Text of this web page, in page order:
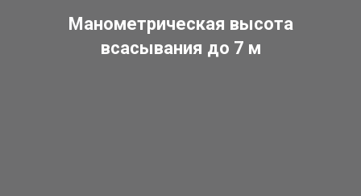
Манометрическая высота
всасывания до 7 м